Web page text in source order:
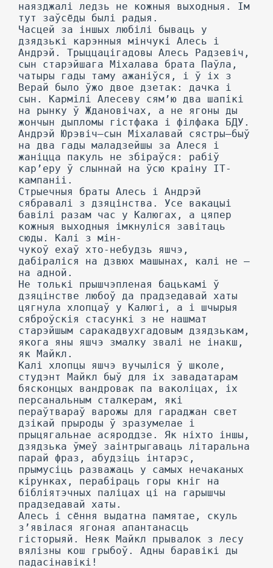
наязджалі ледзь не кожныя выходныя. Ім
тут заўсёды былі радыя.
Часцей за іншых любілі бываць у
дзядзькі карэнныя мінчукі Алесь і
Андрэй. Трыццацігадовы Алесь Радзевіч,
сын старэйшага Міхалава брата Паўла,
чатыры гады таму ажаніўся, і ў іх з
Верай было ўжо двое дзетак: дачка і
сын. Кармілі Алесеву сям’ю два шапікі
на рынку ў Ждановічах, а не ягоны ды
жончын дыпломы гістфака і філфака БДУ.
Андрэй Юрэвіч—сын Міхалавай сястры—быў
на два гады маладзейшы за Алеся і
жаніцца пакуль не збіраўся: рабіў
кар’еру ў слыннай на ўсю краіну ІТ-
кампаніі.
Стрыечныя браты Алесь і Андрэй
сябравалі з дзяцінства. Усе вакацыі
бавілі разам час у Калюгах, а цяпер
кожныя выходныя імкнуліся завітаць
сюды. Калі з мін-
чукоў ехаў хто-небудзь яшчэ,
дабіраліся на дзвюх машынах, калі не —
на адной.
He толькі прышчэпленая бацькамі ў
дзяцінстве любоў да прадзедавай хаты
цягнула хлопцаў у Калюгі, а і шчырыя
сяброўскія стасункі з не нашмат
старэйшым саракадвухгадовым дзядзькам,
якога яны яшчэ змалку звалі не інакш,
як Майкл.
Калі хлопцы яшчэ вучыліся ў школе,
студэнт Майкл быў для іх завадатарам
бясконцых вандровак па ваколіцах, іх
персанальным сталкерам, які
пераўтвараў варожы для гараджан свет
дзікай прыроды ў зразумелае і
прыцягальнае асяроддзе. Як ніхто іншы,
дзядзька ўмеў заінтрыгаваць літаральна
парай фраз, абудзіць інтарэс,
прымусіць разважаць у самых нечаканых
кірунках, перабіраць горы кніг на
бібліятэчных паліцах ці на гарышчы
прадзедавай хаты.
Алесь і сёння выдатна памятае, скуль
з’явілася ягоная апантанасць
гісторыяй. Неяк Майкл прывалок з лесу
вялізны кош грыбоў. Адны баравікі ды
падасінавікі!